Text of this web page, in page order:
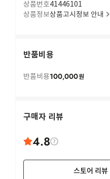
상품번호41446101
상품정보상품고시정보 안내
반품비용
반품비용100,000원
구매자 리뷰
4.8
스토어 리뷰